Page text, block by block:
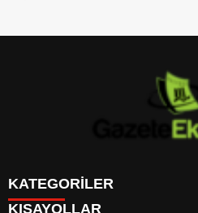
KATEGORİLER
KISAYOLLAR